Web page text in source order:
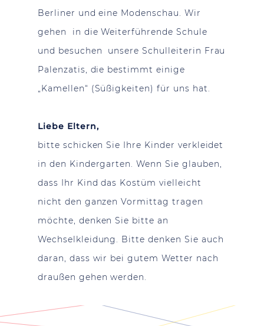
Berliner und eine Modenschau. Wir
gehen in die Weiterführende Schule
und besuchen unsere Schulleiterin Frau
Palenzatis, die bestimmt einige
„Kamellen“ (Süßigkeiten) für uns hat.
Liebe Eltern,
bitte schicken Sie Ihre Kinder verkleidet
in den Kindergarten. Wenn Sie glauben,
dass Ihr Kind das Kostüm vielleicht
nicht den ganzen Vormittag tragen
möchte, denken Sie bitte an
Wechselkleidung. Bitte denken Sie auch
daran, dass wir bei gutem Wetter nach
draußen gehen werden.